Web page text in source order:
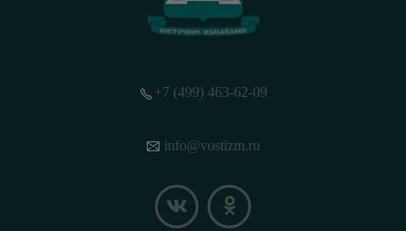
+7 (499) 463-62-09
info@vostizm.ru